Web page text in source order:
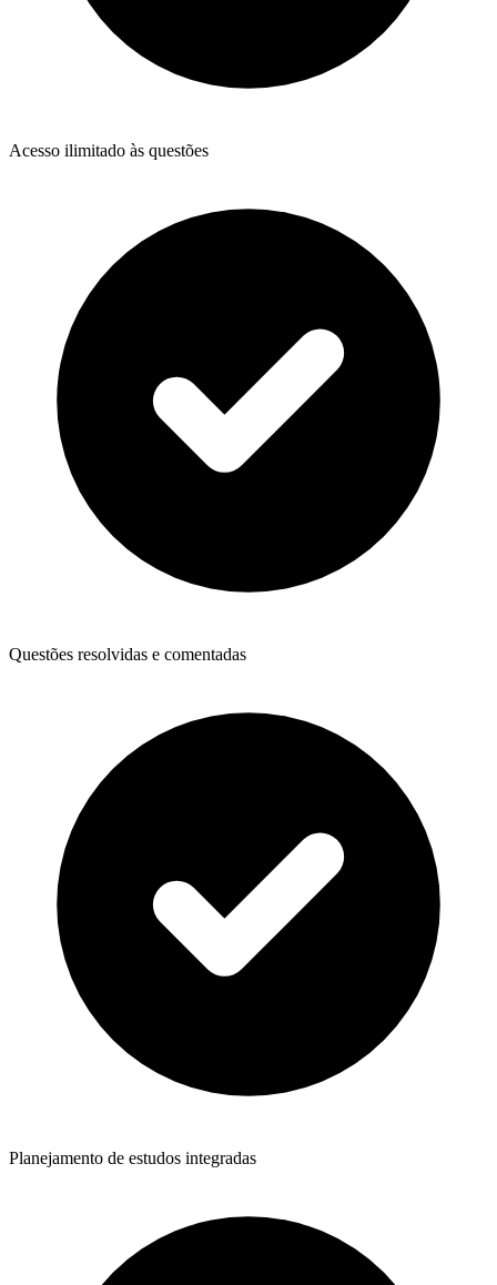
Acesso ilimitado às questões
Questões resolvidas e comentadas
Planejamento de estudos integradas